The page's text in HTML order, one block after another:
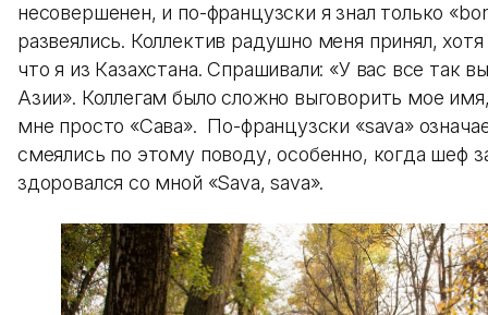
несовершенен, и по-французски я знал только
развеялись. Коллектив радушно меня принял,
что я из Казахстана. Спрашивали: «У вас все так
Азии». Коллегам было сложно выговорить мое
мне просто «Сава». По-французски «sava»
смеялись по этому поводу, особенно, когда шеф
здоровался со мной «Sava, sava».